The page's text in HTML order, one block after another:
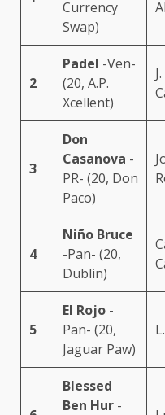
Currency
Swap)
2
Padel -Ven-
(20, A.P.
Xcellent)
J.
3
Don
Casanova -
PR- (20, Don
Paco)
4
Niño Bruce
-Pan- (20,
Dublin)
5
El Rojo -
Pan- (20,
Jaguar Paw)
Blessed
Ben Hur -